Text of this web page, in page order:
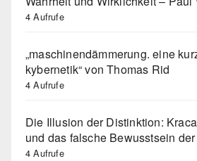
4 Aufrufe
„maschinendämmerung. eine
kybernetik“ von Thomas Rid
4 Aufrufe
Die Illusion der Distinktion:
und das falsche Bewusstsein
4 Aufrufe